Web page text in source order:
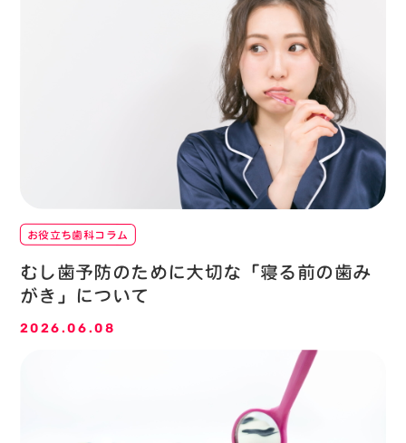
お役立ち歯科コラム
むし歯予防のために大切な「寝る前の歯み
がき」について
2026.06.08